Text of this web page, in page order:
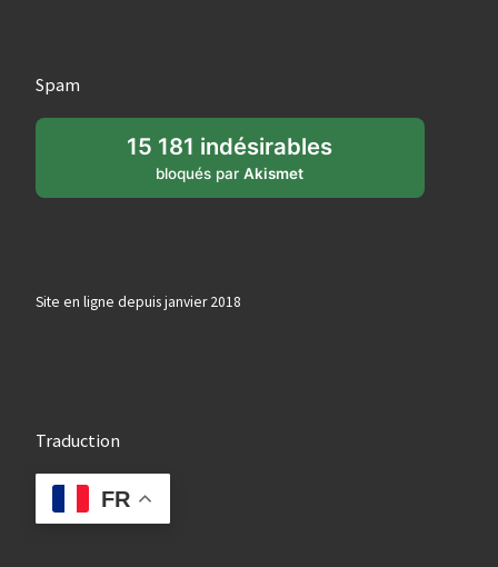
Spam
15 181 indésirables
bloqués parAkismet
Site en ligne depuis janvier 2018
Traduction
FR